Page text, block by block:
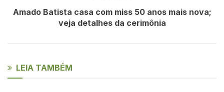
Amado Batista casa com miss 50 anos mais nova;
veja detalhes da cerimônia
LEIA TAMBÉM